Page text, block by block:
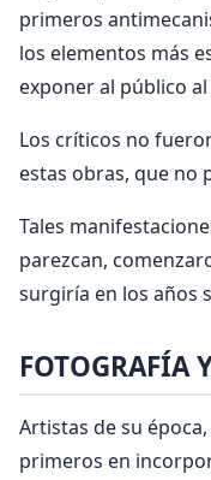
primeros
los elementos más
exponer al público
Los críticos no
estas obras, que no
Tales
parezcan,
surgiría en los años
FOTOGRAFÍA
Artistas de su
primeros en